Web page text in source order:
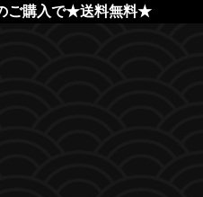
ご購入で★送料無料★